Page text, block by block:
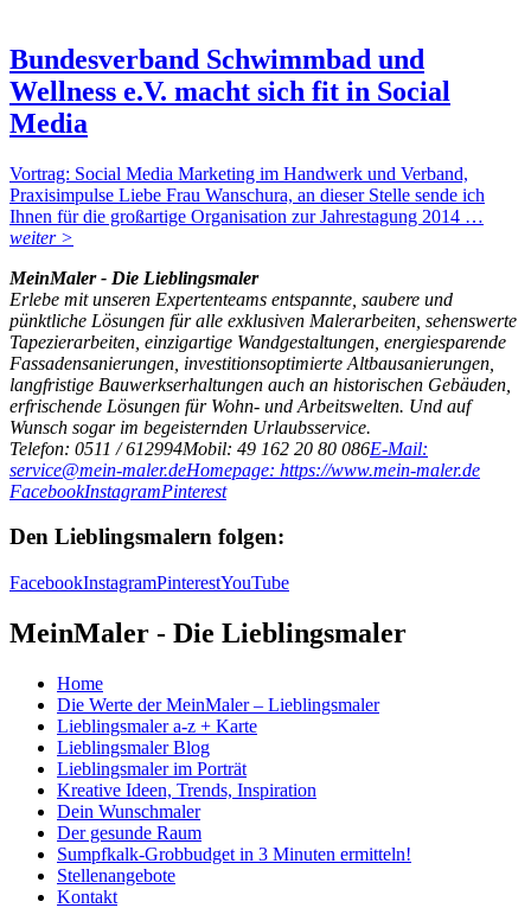
Bundesverband Schwimmbad und
Wellness e.V. macht sich fit in Social
Media
Vortrag: Social Media Marketing im Handwerk und Verband,
Praxisimpulse Liebe Frau Wanschura, an dieser Stelle sende ich
Ihnen für die großartige Organisation zur Jahrestagung 2014 …
weiter >
MeinMaler - Die Lieblingsmaler
Erlebe mit unseren Expertenteams entspannte, saubere und
pünktliche Lösungen für alle exklusiven Malerarbeiten, sehenswerte
Tapezierarbeiten, einzigartige Wandgestaltungen, energiesparende
Fassadensanierungen, investitionsoptimierte Altbausanierungen,
langfristige Bauwerkserhaltungen auch an historischen Gebäuden,
erfrischende Lösungen für Wohn- und Arbeitswelten. Und auf
Wunsch sogar im begeisternden Urlaubsservice.
Telefon: 0511 / 612994Mobil: 49 162 20 80 086E-Mail:
service@mein-maler.deHomepage: https://www.mein-maler.de
FacebookInstagramPinterest
Den Lieblingsmalern folgen:
FacebookInstagramPinterestYouTube
MeinMaler - Die Lieblingsmaler
Home
Die Werte der MeinMaler – Lieblingsmaler
Lieblingsmaler a-z + Karte
Lieblingsmaler Blog
Lieblingsmaler im Porträt
Kreative Ideen, Trends, Inspiration
Dein Wunschmaler
Der gesunde Raum
Sumpfkalk-Grobbudget in 3 Minuten ermitteln!
Stellenangebote
Kontakt